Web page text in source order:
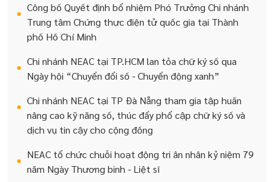
Công bố Quyết định bổ nhiệm Phó Trưởng Chi nhánh
Trung tâm Chứng thực điện tử quốc gia tại Thành
phố Hồ Chí Minh
Chi nhánh NEAC tại TP.HCM lan tỏa chữ ký số qua
Ngày hội “Chuyển đổi số - Chuyển động xanh”
Chi nhánh NEAC tại TP Đà Nẵng tham gia tập huấn
nâng cao kỹ năng số, thúc đẩy phổ cập chữ ký số và
dịch vụ tin cậy cho cộng đồng
NEAC tổ chức chuỗi hoạt động tri ân nhân kỷ niệm 79
năm Ngày Thương binh - Liệt sĩ